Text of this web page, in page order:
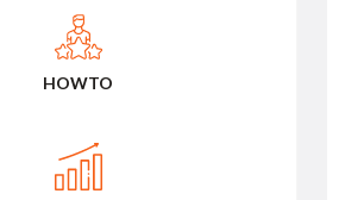
HOWTO